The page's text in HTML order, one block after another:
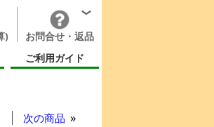
)
お問合せ・返品
ご利用ガイド
次の商品